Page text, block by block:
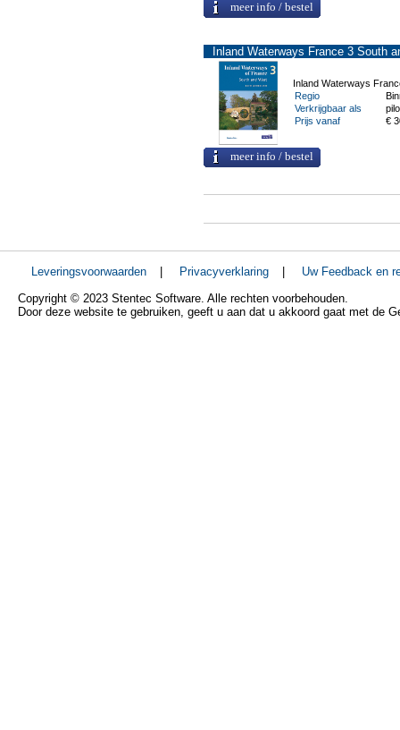
meer info / bestel
Inland Waterways France 3 South
Inland Waterways
Regio
Verkrijgbaar als
Prijs vanaf
€
meer info / bestel
Leveringsvoorwaarden Privacyverklaring
Uw Feedback en
Copyright © 2023 Stentec Software. Alle rechten voorbehouden.
Door deze website te gebruiken, geeft u aan dat u akkoord gaat met de